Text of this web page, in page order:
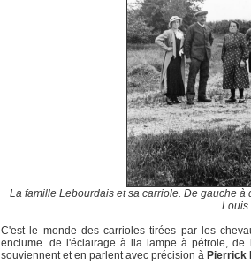
La famille Lebourdais et sa carriole. De gauche
Louis
C'est le monde des carrioles tirées par les
enclume. de l'éclairage à lla lampe à pétrole,
souviennent et en parlent avec précision à Pierrick